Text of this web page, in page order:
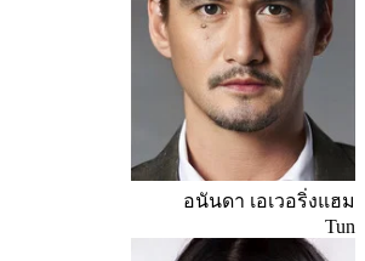
อนันดา เอเวอริ่งแฮม
Tun